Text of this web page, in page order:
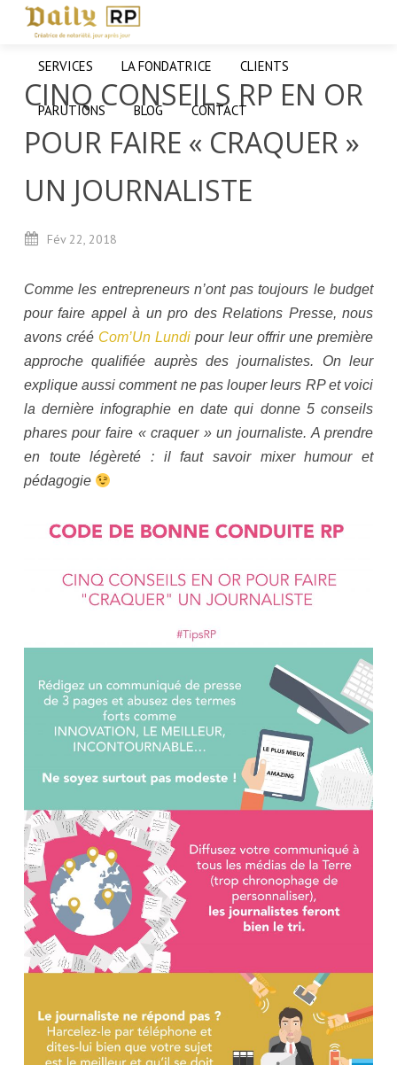
SERVICES LA FONDATRICE CLIENTS
PARUTIONS BLOG CONTACT
CINQ CONSEILS RP EN OR
POUR FAIRE « CRAQUER »
UN JOURNALISTE
Fév 22, 2018
Comme les entrepreneurs n’ont pas toujours le budget
pour faire appel à un pro des Relations Presse, nous
avons créé Com’Un Lundi pour leur offrir une première
approche qualifiée auprès des journalistes. On leur
explique aussi comment ne pas louper leurs RP et voici
la dernière infographie en date qui donne 5 conseils
phares pour faire « craquer » un journaliste. A prendre
en toute légèreté : il faut savoir mixer humour et
pédagogie